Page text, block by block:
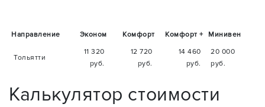
Направление Эконом Комфорт Комфорт + Минивен
Тольятти
11 320
руб.
12 720
руб.
14 460
руб.
20 000
руб.
Калькулятор стоимости